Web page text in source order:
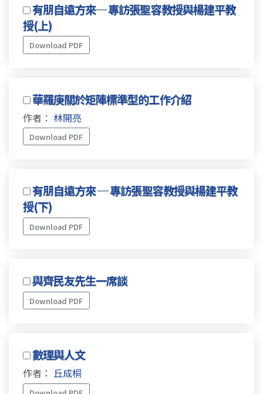
有朋自遠方來─ 專訪張聖容教授與楊建平教
授(上)
Download PDF
華羅庚關於矩陣標準型的工作介紹
作者： 林開亮
Download PDF
有朋自遠方來 ─ 專訪張聖容教授與楊建平教
授(下)
Download PDF
與齊民友先生一席談
Download PDF
數理與人文
作者： 丘成桐